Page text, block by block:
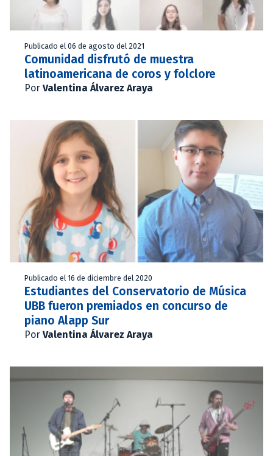
Publicado el 06 de agosto del 2021
Comunidad disfrutó de muestra
latinoamericana de coros y folclore
Por Valentina Álvarez Araya
Publicado el 16 de diciembre del 2020
Estudiantes del Conservatorio de Música
UBB fueron premiados en concurso de
piano Alapp Sur
Por Valentina Álvarez Araya